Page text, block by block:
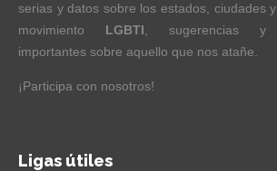
serias y datos sobre los estados, ciudades
movimiento LGBTI , sugerencias y
importantes sobre aquello que nos atañe.
¡Participa con nosotros!
Ligas útiles